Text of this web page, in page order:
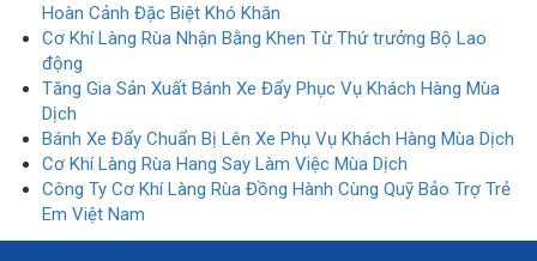
Hoàn Cảnh Đặc Biệt Khó Khăn
Cơ Khí Làng Rùa Nhận Bằng Khen Từ Thứ trưởng Bộ Lao
động
Tăng Gia Sản Xuất Bánh Xe Đẩy Phục Vụ Khách Hàng Mùa
Dịch
Bánh Xe Đẩy Chuẩn Bị Lên Xe Phụ Vụ Khách Hàng Mùa Dịch
Cơ Khí Làng Rùa Hang Say Làm Việc Mùa Dịch
Công Ty Cơ Khí Làng Rùa Đồng Hành Cùng Quỹ Bảo Trợ Trẻ
Em Việt Nam